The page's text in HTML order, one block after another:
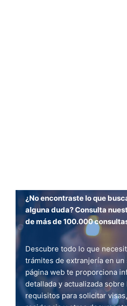
¿No encontraste lo que
alguna duda? Consulta
de más de 100.000
Descubre todo lo que
trámites de extranjería en un
página web te proporciona
detallada y actualizada
requisitos para solicitar